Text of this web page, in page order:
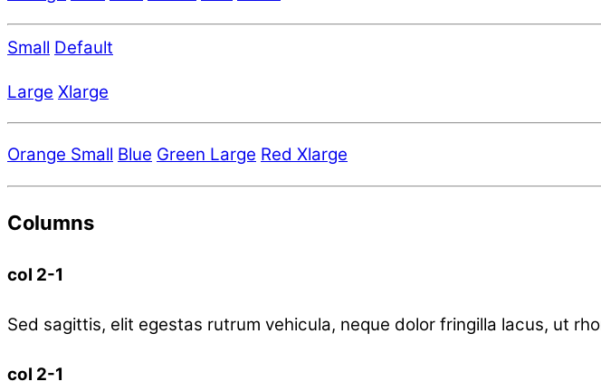
Small Default
Large Xlarge
Orange Small Blue Green Large Red Xlarge
Columns
col 2-1
Sed sagittis, elit egestas rutrum vehicula, neque dolor fringilla lacus, ut
col 2-1